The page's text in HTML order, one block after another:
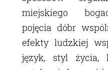
miejskiego
pojęcia dóbr
efekty ludzkiej
język, styl życia,